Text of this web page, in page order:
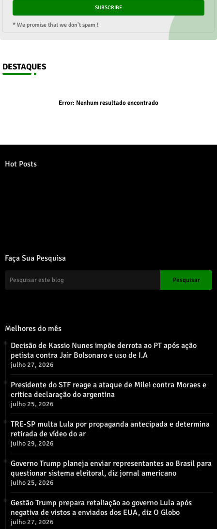
* We promise that we don't spam !
DESTAQUES
Error: Nenhum resultado encontrado
Hot Posts
Faça Sua Pesquisa
Melhores do mês
Decisão de Kassio Nunes impõe derrota ao PT após ação
petista contra Jair Bolsonaro e uso de I.A
julho 27, 2026
Presidente do STF reage a ataque de Milei contra Moraes e
critica declaração do argentina
julho 25, 2026
TRE-SP multa Lula por propaganda antecipada e determina
retirada de vídeo do ar
julho 29, 2026
Governo Trump planeja enviar representantes ao Brasil para
questionar sistema eleitoral, diz jornal americano
julho 25, 2026
Gestão Trump prepara retaliação ao governo Lula após
negativa de vistos a enviados dos EUA, diz O Globo
julho 27, 2026